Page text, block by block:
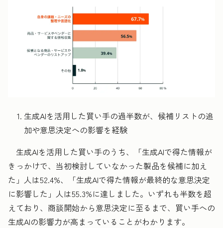
生成AIを活用した買い手の過半数が、候補リストの追
加や意思決定への影響を経験
生成AIを活用した買い手のうち、「生成AIで得た情報が
きっかけで、当初検討していなかった製品を候補に加え
た」人は52.4%、「生成AIで得た情報が最終的な意思決定
に影響した」人は55.3%に達しました。いずれも半数を超
えており、商談開始から意思決定に至るまで、買い手への
生成AIの影響力が高まっていることがわかります。